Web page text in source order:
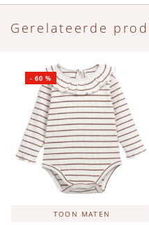
Gerelateerde
TOON MATEN
-60 %